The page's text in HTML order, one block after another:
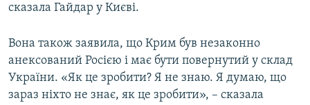
сказала Гайдар у Києві.
Вона також заявила, що Крим був незаконно
анексований Росією і має бути повернутий у склад
України. «Як це зробити? Я не знаю. Я думаю, що
зараз ніхто не знає, як це зробити», – сказала